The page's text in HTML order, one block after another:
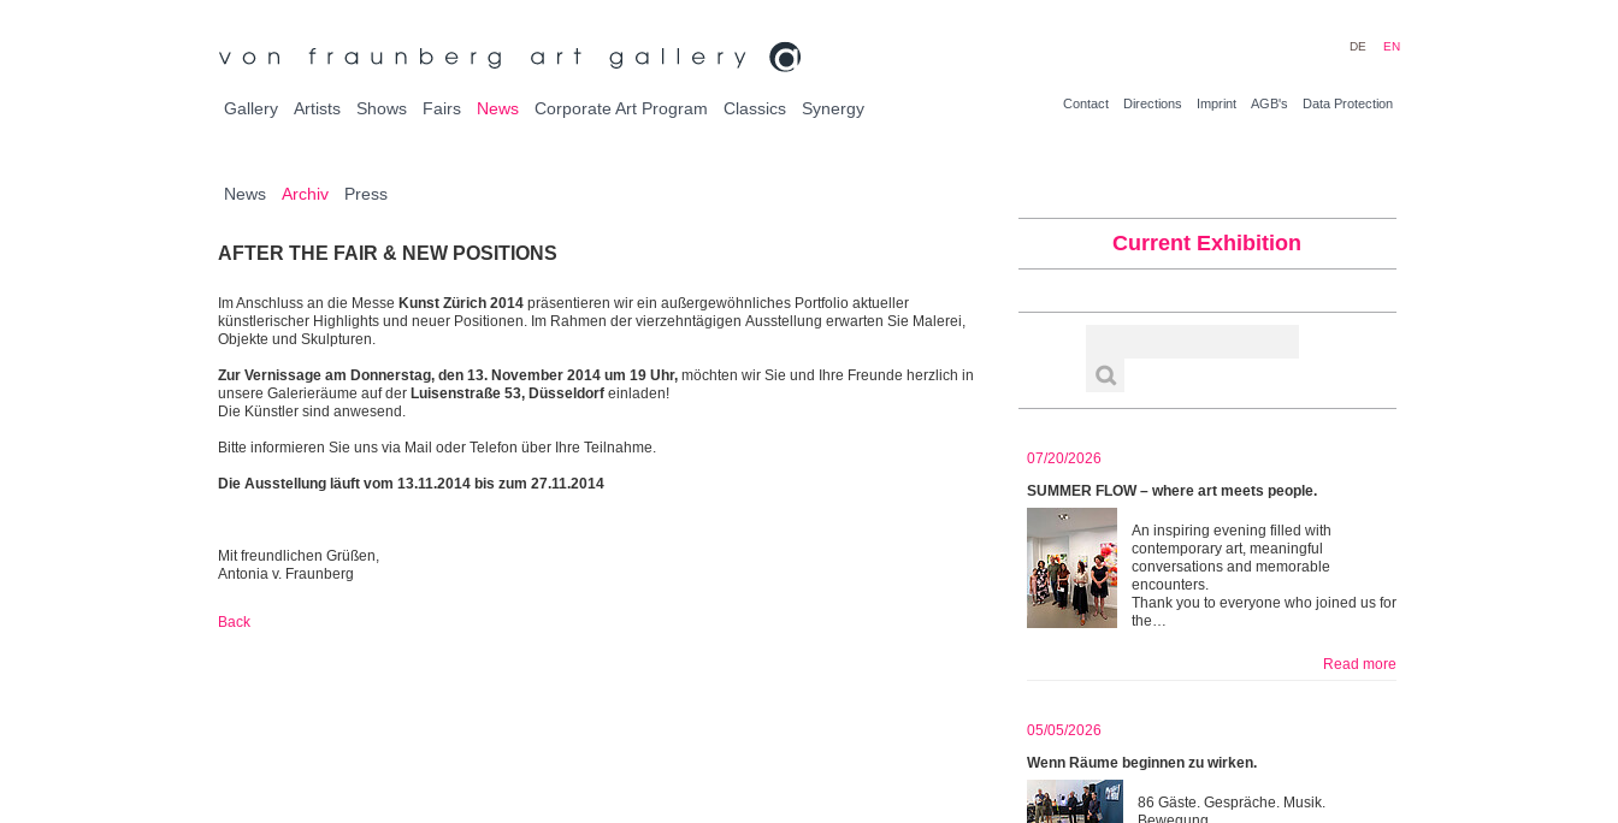
DE EN
Gallery Artists Shows Fairs News Corporate Art Program Classics Synergy Contact Directions Imprint AGB's Data Protection
News Archiv Press
AFTER THE FAIR & NEW POSITIONS
Im Anschluss an die Messe Kunst Zürich 2014 präsentieren wir ein außergewöhnliches Portfolio aktueller
künstlerischer Highlights und neuer Positionen. Im Rahmen der vierzehntägigen Ausstellung erwarten Sie Malerei,
Objekte und Skulpturen.
Zur Vernissage am Donnerstag, den 13. November 2014 um 19 Uhr, möchten wir Sie und Ihre Freunde herzlich in
unsere Galerieräume auf der Luisenstraße 53, Düsseldorf einladen!
Die Künstler sind anwesend.
Bitte informieren Sie uns via Mail oder Telefon über Ihre Teilnahme.
Die Ausstellung läuft vom 13.11.2014 bis zum 27.11.2014
Mit freundlichen Grüßen,
Antonia v. Fraunberg
Back
Current Exhibition
07/20/2026
SUMMER FLOW – where art meets people.
An inspiring evening filled with
contemporary art, meaningful
conversations and memorable
encounters.
Thank you to everyone who joined us for
the…
Read more
05/05/2026
Wenn Räume beginnen zu wirken.
86 Gäste. Gespräche. Musik.